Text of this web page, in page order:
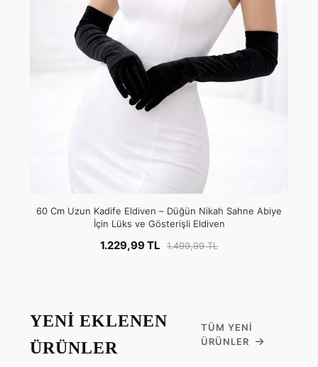
60 Cm Uzun Kadife Eldiven – Düğün Nikah Sahne Abiye
İçin Lüks ve Gösterişli Eldiven
1.229,99 TL 1.499,99 TL
YENİ EKLENEN
ÜRÜNLER
TÜM YENI
ÜRÜNLER